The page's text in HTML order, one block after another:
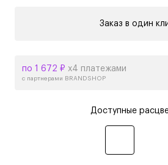
Заказ в один
по 1 672 ₽ х4 платежами
с партнерами BRANDSHOP
Доступные